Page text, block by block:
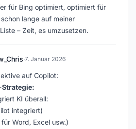
für Bing optimiert, optimiert für
lange auf meiner
– Zeit, es umzusetzen.
·7. Januar 2026
auf Copilot:
KI überall:
integriert)
Word, Excel usw.)